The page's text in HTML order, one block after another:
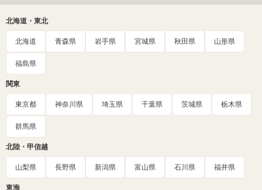
北海道・東北
北海道 青森県 岩手県 宮城県 秋田県 山形県
福島県
関東
東京都 神奈川県 埼玉県 千葉県 茨城県 栃木県
群馬県
北陸・甲信越
山梨県 長野県 新潟県 富山県 石川県 福井県
東海